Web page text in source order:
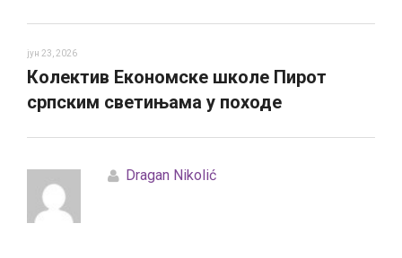
јун 23, 2026
Колектив Економске школе Пирот
српским светињама у походе
Dragan Nikolić